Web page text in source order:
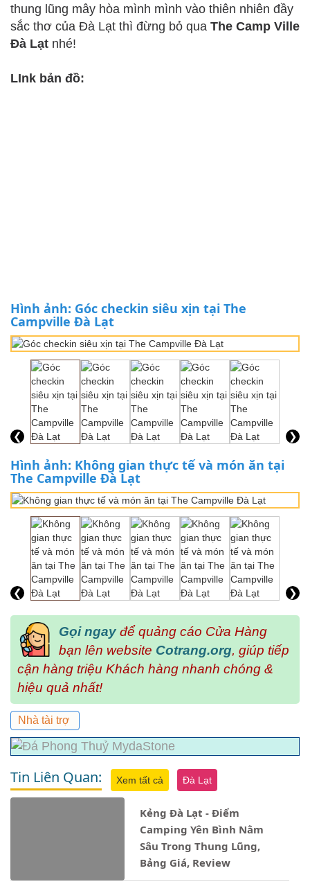
thung lũng mây hòa mình mình vào thiên nhiên đầy
sắc thơ của Đà Lạt thì đừng bỏ qua The Camp Ville
Đà Lạt nhé!
LInk bản đồ:
Hình ảnh: Góc checkin siêu xịn tại The
Campville Đà Lạt
❮ ❯
Hình ảnh: Không gian thực tế và món ăn tại
The Campville Đà Lạt
❮ ❯
Gọi ngay để quảng cáo Cửa Hàng
bạn lên website Cotrang.org, giúp tiếp
cận hàng triệu Khách hàng nhanh chóng &
hiệu quả nhất!
Nhà tài trợ
Tin Liên Quan: Xem tất cả Đà Lạt
Kẻng Đà Lạt - Điểm
Camping Yên Bình Nằm
Sâu Trong Thung Lũng,
Bảng Giá, Review